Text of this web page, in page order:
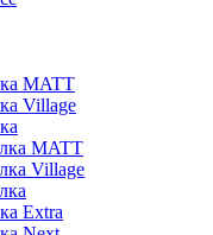
MATT
Village
MATT
Village
Extra